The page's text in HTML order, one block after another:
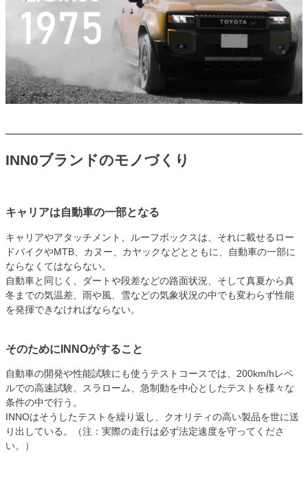
INN0ブランドのモノづくり
キャリアは自動車の一部となる
キャリアやアタッチメント、ルーフボックスは、それに載せるロー
ドバイクやMTB、カヌー、カヤックなどとともに、自動車の一部に
ならなくてはならない。
自動車と同じく、ダートや段差などの路面状況、そして真夏から真
冬までの気温差、雨や風、雪などの気象状況の中でも変わらず性能
を発揮できなければならない。
そのためにINNOがすること
自動車の開発や性能試験にも使うテストコースでは、200km/hレベ
ルでの高速試験、スラローム、急制動を中心としたテストを様々な
条件の中で行う。
INNOはそうしたテストを繰り返し、クオリティの高い製品を世に送
り出している。（注：実際の走行は必ず法定速度を守ってくださ
い。）